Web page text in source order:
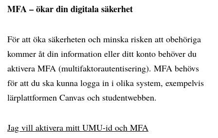
MFA – ökar din digitala säkerhet
För att öka säkerheten och minska risken att obehöriga
kommer åt din information eller ditt konto behöver du
aktivera MFA (multifaktorautentisering). MFA behövs
för att du ska kunna logga in i olika system, exempelvis
lärplattformen Canvas och studentwebben.
Jag vill aktivera mitt UMU-id och MFA